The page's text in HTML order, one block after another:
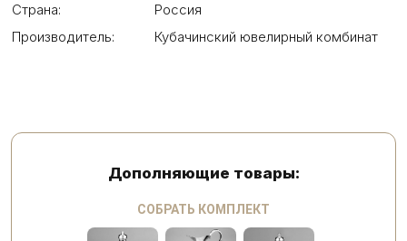
Страна:
Россия
Производитель:
Кубачинский ювелирный комбинат
Дополняющие товары:
СОБРАТЬ КОМПЛЕКТ